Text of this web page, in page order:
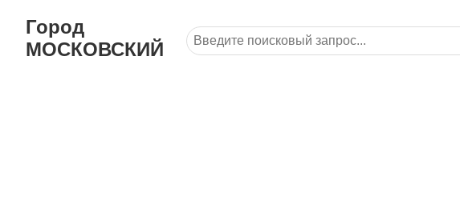
Город
МОСКОВСКИЙ